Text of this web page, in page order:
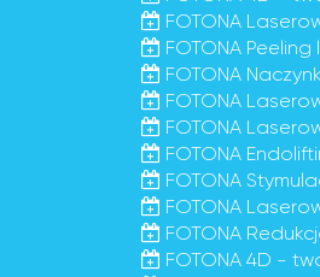
FOTONA
FOTONA
FOTONA
FOTONA
FOTONA
FOTONA
FOTONA
FOTONA
FOTONA
FOTONA 4D -